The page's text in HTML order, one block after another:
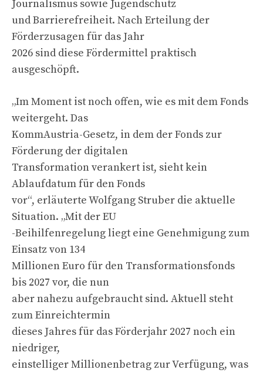
Journalismus sowie Jugendschutz
und Barrierefreiheit. Nach Erteilung der
Förderzusagen für das Jahr
2026 sind diese Fördermittel praktisch
ausgeschöpft.
„Im Moment ist noch offen, wie es mit dem Fonds
weitergeht. Das
KommAustria-Gesetz, in dem der Fonds zur
Förderung der digitalen
Transformation verankert ist, sieht kein
Ablaufdatum für den Fonds
vor“, erläuterte Wolfgang Struber die aktuelle
Situation. „Mit der EU
-Beihilfenregelung liegt eine Genehmigung zum
Einsatz von 134
Millionen Euro für den Transformationsfonds
bis 2027 vor, die nun
aber nahezu aufgebraucht sind. Aktuell steht
zum Einreichtermin
dieses Jahres für das Förderjahr 2027 noch ein
niedriger,
einstelliger Millionenbetrag zur Verfügung, was